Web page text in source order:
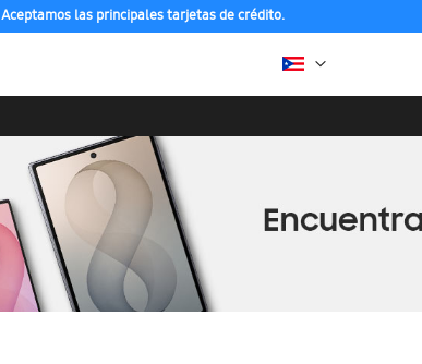
Aceptamos las principales tarjetas de crédito.